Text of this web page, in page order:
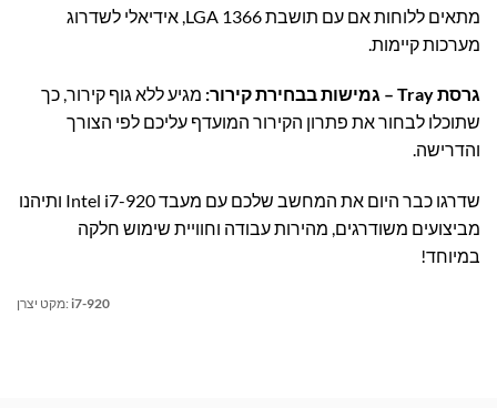
מתאים ללוחות אם עם תושבת LGA 1366, אידיאלי לשדרוג
מערכות קיימות.
גרסת Tray – גמישות בבחירת קירור:
מגיע ללא גוף קירור, כך
שתוכלו לבחור את פתרון הקירור המועדף עליכם לפי הצורך
והדרישה.
שדרגו כבר היום את המחשב שלכם עם מעבד Intel i7-920 ותיהנו
מביצועים משודרגים, מהירות עבודה וחוויית שימוש חלקה
במיוחד!
מקט יצרן: i7-920